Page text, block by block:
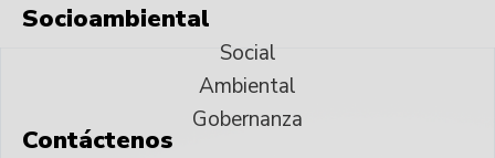
Socioambiental
Social
Ambiental
Gobernanza
Contáctenos